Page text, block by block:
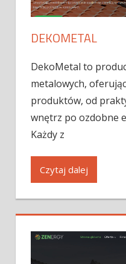
DEKOMETAL
DekoMetal to
metalowych,
produktów, od
wnętrz po ozdobne
Każdy z
Czytaj dalej